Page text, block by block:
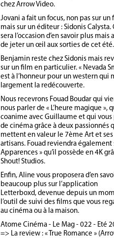
chez Arrow Video.
Jovani a fait un focus, non pas sur un
mais sur un éditeur : Sidonis Calysta.
sera l’occasion d’en savoir plus mais
de jeter un œil aux sorties de cet été.
Benjamin reste chez Sidonis mais
sur un film en particulier. « Nevada
est à l’honneur pour un western qui
largement la redécouverte.
Nous recevrons Fouad Boudar qui
nous parler de « L’heure magique »,
coanime avec Guillaume et qui vous
de cinéma grâce à deux passionnés
mettent en valeur le 7ème Art et ses
artisans. Fouad reviendra également
Apparences » qu’il possède en 4K
Shout! Studios.
Enfin, Aline vous proposera d’en
beaucoup plus sur l’application
Letterboxd, devenue depuis un
l’outil de suivi des films que vous
au cinéma ou à la maison.
Atome Cinéma - Le Mag - 022 - Eté
=> La review : « True Romance »